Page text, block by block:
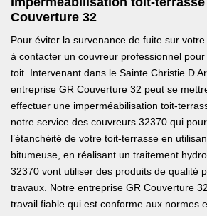
Couverture 32
Pour éviter la survenance de fuite sur
à contacter un couvreur professionnel
toit. Intervenant dans le Sainte Christie D
entreprise GR Couverture 32 peut se
effectuer une imperméabilisation toit-
notre service des couvreurs 32370 qui
l’étanchéité de votre toit-terrasse en
bitumeuse, en réalisant un traitement
32370 vont utiliser des produits de qualité
travaux. Notre entreprise GR Couverture
travail fiable qui est conforme aux normes